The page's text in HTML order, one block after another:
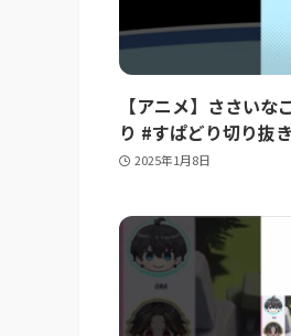
【アニメ】ささい
り #すぱどり切り抜
2025年1月8日